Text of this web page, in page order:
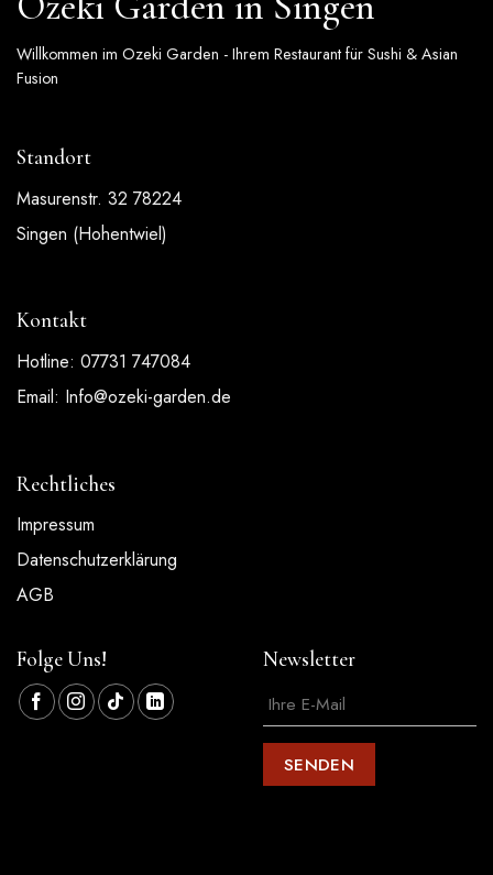
Willkommen im Ozeki Garden - Ihrem Restaurant für Sushi & Asian
Fusion
Standort
Masurenstr. 32 78224
Singen (Hohentwiel)
Kontakt
Hotline: 07731 747084
Email: Info@ozeki-garden.de
Rechtliches
Impressum
Datenschutzerklärung
AGB
Folge Uns! Newsletter